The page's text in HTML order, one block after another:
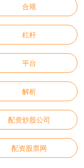
合规
杠杆
平台
解析
配资炒股公司
配资股票网